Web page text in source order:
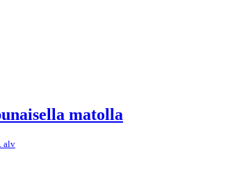
matolla
alv